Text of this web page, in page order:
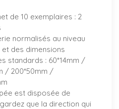
de 10 exemplaires : 2
normalisés au niveau
des dimensions
standards : 60*14mm /
/ 200*50mm /
est disposée de
que la direction qui